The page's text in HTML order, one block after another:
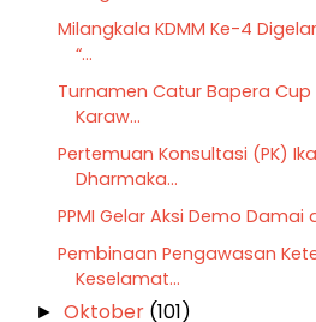
Milangkala KDMM Ke-4
“...
Turnamen Catur Bapera Cup
Karaw...
Pertemuan Konsultasi (PK)
Dharmaka...
PPMI Gelar Aksi Demo Damai
Pembinaan Pengawasan
Keselamat...
►Oktober (101)